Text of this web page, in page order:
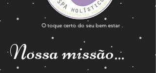
O toque certo do seu bem estar .
Nossa missão...